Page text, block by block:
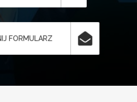
FORMULARZ